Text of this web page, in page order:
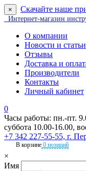
× Скачайте наше
Интернет-магазин
О компании
Новости и статьи
Отзывы
Доставка и
Производители
Контакты
Личный кабинет
0
Часы работы: пн.-пт.
суббота 10.00-16.00,
+7 342 227-55-55, г.
В корзине 0 позиций
×
Имя